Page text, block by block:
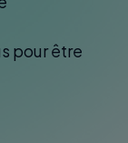
pour être